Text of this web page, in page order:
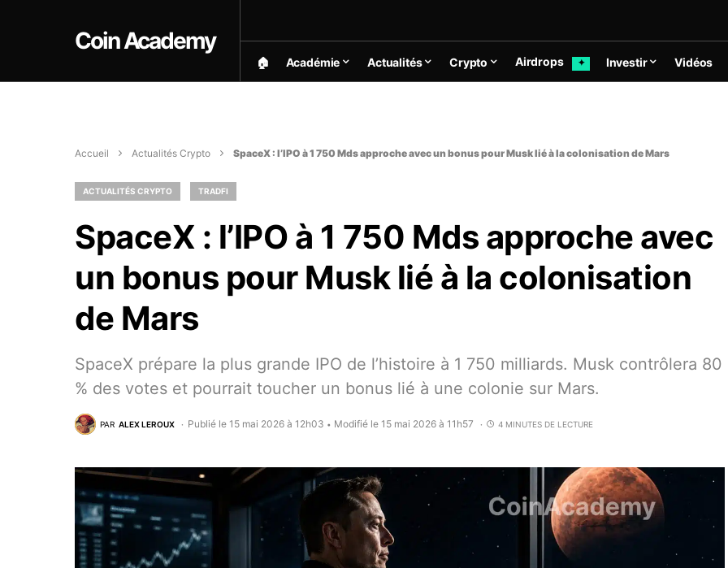
Coin Academy
🏠︎ Académie Actualités Crypto Airdrops ✦ Investir Vidéos
Accueil Actualités Crypto SpaceX : l’IPO à 1 750 Mds approche avec un bonus pour Musk lié à la colonisation de Mars
ACTUALITÉS CRYPTO TRADFI
SpaceX : l’IPO à 1 750 Mds approche avec
un bonus pour Musk lié à la colonisation
de Mars
SpaceX prépare la plus grande IPO de l’histoire à 1 750 milliards. Musk contrôlera 80
% des votes et pourrait toucher un bonus lié à une colonie sur Mars.
PAR ALEX LEROUX Publié le 15 mai 2026 à 12h03 • Modifié le 15 mai 2026 à 11h57 4 MINUTES DE LECTURE